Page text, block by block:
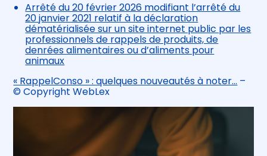
Arrêté du 20 février 2026 modifiant l’arrêté du
20 janvier 2021 relatif à la déclaration
dématérialisée sur un site internet public par les
professionnels de rappels de produits, de
denrées alimentaires ou d’aliments pour
animaux
« RappelConso » : quelques nouveautés à noter… –
© Copyright WebLex